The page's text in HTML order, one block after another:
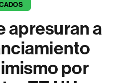
apresuran a
por